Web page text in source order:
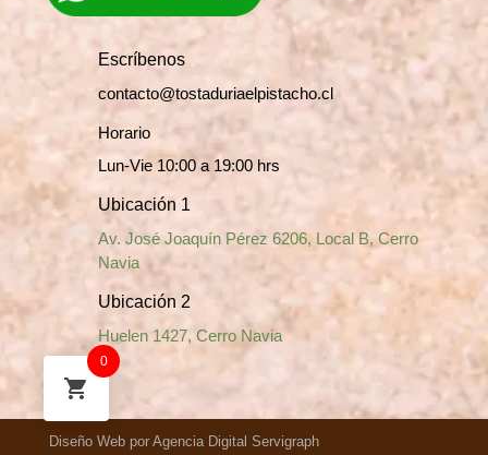
Escríbenos
contacto@tostaduriaelpistacho.cl
Horario
Lun-Vie 10:00 a 19:00 hrs
Ubicación 1
Av. José Joaquín Pérez 6206, Local B, Cerro
Navia
Ubicación 2
Huelen 1427, Cerro Navia
Diseño Web por Agencia Digital Servigraph
0